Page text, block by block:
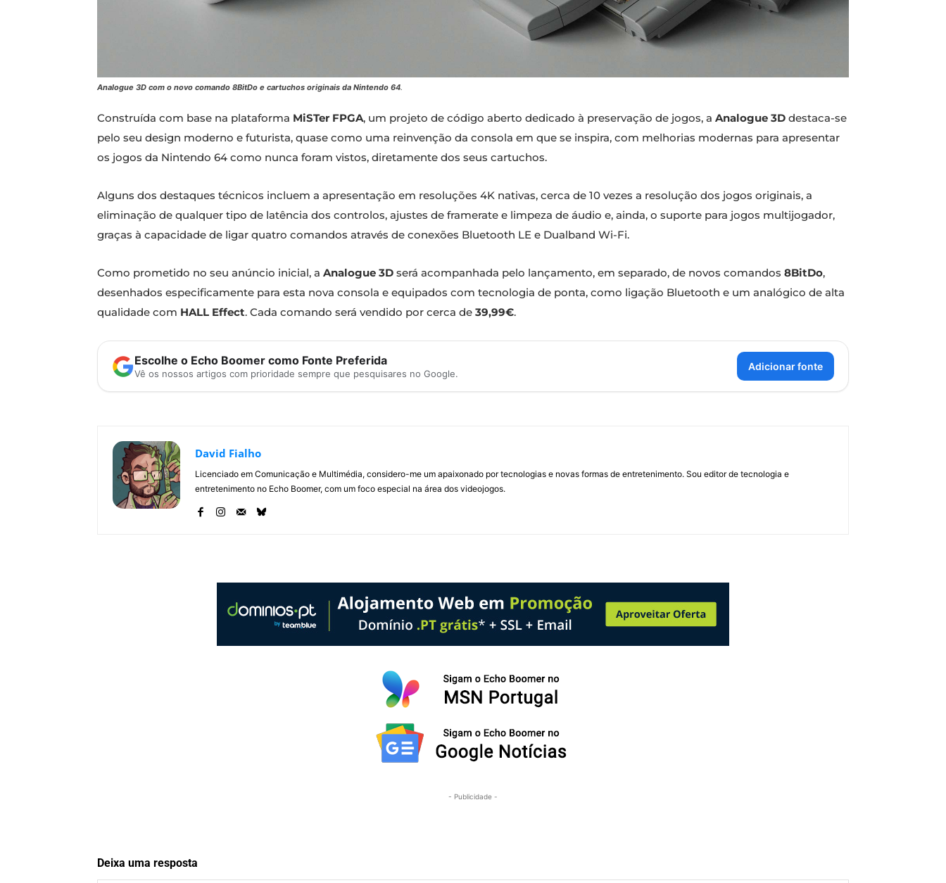
Analogue 3D com o novo comando 8BitDo e cartuchos originais da Nintendo 64.
Construída com base na plataforma MiSTer FPGA, um projeto de código aberto dedicado à preservação de jogos, a Analogue 3D destaca-se
pelo seu design moderno e futurista, quase como uma reinvenção da consola em que se inspira, com melhorias modernas para apresentar
os jogos da Nintendo 64 como nunca foram vistos, diretamente dos seus cartuchos.
Alguns dos destaques técnicos incluem a apresentação em resoluções 4K nativas, cerca de 10 vezes a resolução dos jogos originais, a
eliminação de qualquer tipo de latência dos controlos, ajustes de framerate e limpeza de áudio e, ainda, o suporte para jogos multijogador,
graças à capacidade de ligar quatro comandos através de conexões Bluetooth LE e Dualband Wi-Fi.
Como prometido no seu anúncio inicial, a Analogue 3D será acompanhada pelo lançamento, em separado, de novos comandos 8BitDo,
desenhados especificamente para esta nova consola e equipados com tecnologia de ponta, como ligação Bluetooth e um analógico de alta
qualidade com HALL Effect. Cada comando será vendido por cerca de 39,99€.
Escolhe o Echo Boomer como Fonte Preferida
Vê os nossos artigos com prioridade sempre que pesquisares no Google.
Adicionar fonte
David Fialho
Licenciado em Comunicação e Multimédia, considero-me um apaixonado por tecnologias e novas formas de entretenimento. Sou editor de tecnologia e
entretenimento no Echo Boomer, com um foco especial na área dos videojogos.
- Publicidade -
Deixa uma resposta